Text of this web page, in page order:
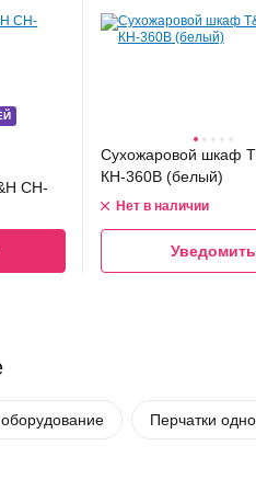
CH-
Сухожаровой шкаф
КН-360В (белый)
Нет в наличии
Уведомить
Перчатки